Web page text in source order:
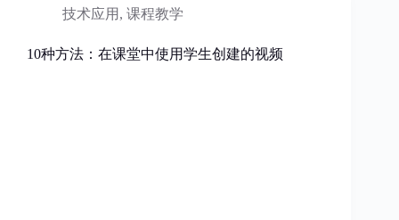
技术应用 , 课程教学
10种方法：在课堂中使用学生创建的视频